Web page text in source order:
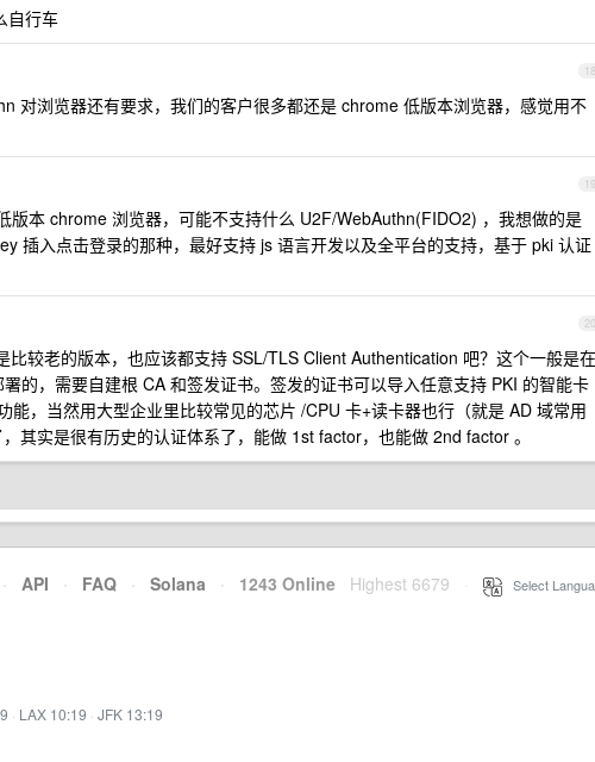
自行车
18
对浏览器还有要求，我们的客户很多都还是 chrome 低版本浏览器，感觉用不
19
版本 chrome 浏览器，可能不支持什么 U2F/WebAuthn(FIDO2) ，我想做的是
插入点击登录的那种，最好支持 js 语言开发以及全平台的支持，基于 pki 认证
20
比较老的版本，也应该都支持 SSL/TLS Client Authentication 吧？这个一般是在
的，需要自建根 CA 和签发证书。签发的证书可以导入任意支持 PKI 的智能卡
能，当然用大型企业里比较常见的芯片 /CPU 卡+读卡器也行（就是 AD 域常用
其实是很有历史的认证体系了，能做 1st factor，也能做 2nd factor 。
· API · FAQ · Solana · 1243 Online Highest 6679 Select
· LAX 10:19 · JFK 13:19